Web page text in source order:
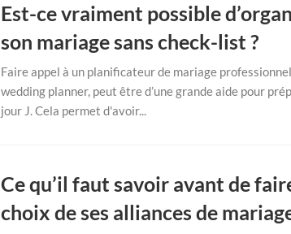
Est-ce vraiment possible
son mariage sans check-list ?
Faire appel à un planificateur de mariage
wedding planner, peut être d’une grande aide pour
jour J. Cela permet d'avoir...
Ce qu’il faut savoir avant de
choix de ses alliances de